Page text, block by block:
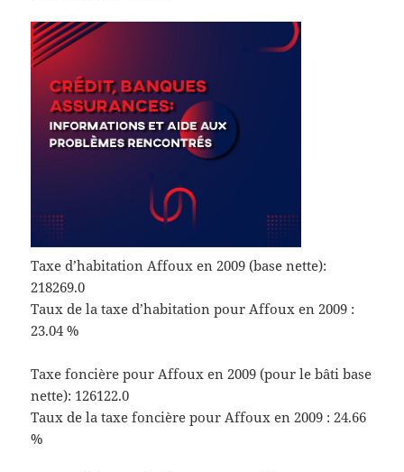
Taxe d’habitation Affoux en 2009 (base nette):
218269.0
Taux de la taxe d’habitation pour Affoux en 2009 :
23.04 %
Taxe foncière pour Affoux en 2009 (pour le bâti base
nette): 126122.0
Taux de la taxe foncière pour Affoux en 2009 : 24.66
%